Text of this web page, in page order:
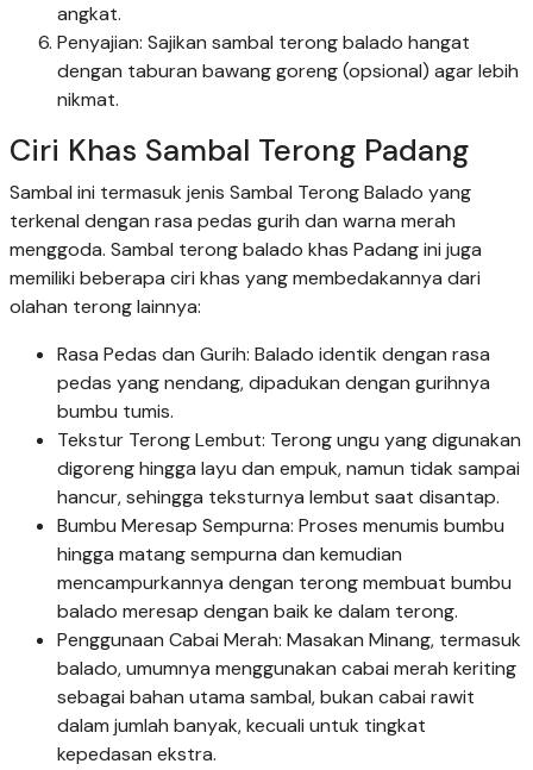
angkat.
Penyajian: Sajikan sambal terong balado hangat
dengan taburan bawang goreng (opsional) agar lebih
nikmat.
Ciri Khas Sambal Terong Padang
Sambal ini termasuk jenis Sambal Terong Balado yang
terkenal dengan rasa pedas gurih dan warna merah
menggoda. Sambal terong balado khas Padang ini juga
memiliki beberapa ciri khas yang membedakannya dari
olahan terong lainnya:
Rasa Pedas dan Gurih: Balado identik dengan rasa
pedas yang nendang, dipadukan dengan gurihnya
bumbu tumis.
Tekstur Terong Lembut: Terong ungu yang digunakan
digoreng hingga layu dan empuk, namun tidak sampai
hancur, sehingga teksturnya lembut saat disantap.
Bumbu Meresap Sempurna: Proses menumis bumbu
hingga matang sempurna dan kemudian
mencampurkannya dengan terong membuat bumbu
balado meresap dengan baik ke dalam terong.
Penggunaan Cabai Merah: Masakan Minang, termasuk
balado, umumnya menggunakan cabai merah keriting
sebagai bahan utama sambal, bukan cabai rawit
dalam jumlah banyak, kecuali untuk tingkat
kepedasan ekstra.